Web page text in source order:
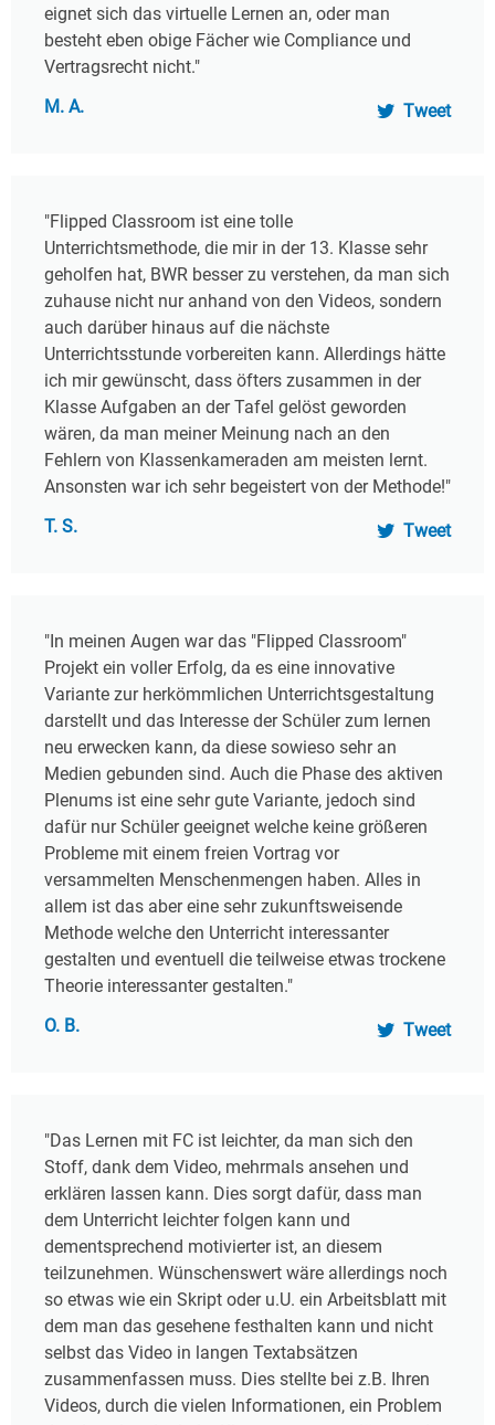
eignet sich das virtuelle Lernen an, oder man
besteht eben obige Fächer wie Compliance und
Vertragsrecht nicht."
M. A.
Tweet
"Flipped Classroom ist eine tolle
Unterrichtsmethode, die mir in der 13. Klasse sehr
geholfen hat, BWR besser zu verstehen, da man sich
zuhause nicht nur anhand von den Videos, sondern
auch darüber hinaus auf die nächste
Unterrichtsstunde vorbereiten kann. Allerdings hätte
ich mir gewünscht, dass öfters zusammen in der
Klasse Aufgaben an der Tafel gelöst geworden
wären, da man meiner Meinung nach an den
Fehlern von Klassenkameraden am meisten lernt.
Ansonsten war ich sehr begeistert von der Methode!"
T. S.
Tweet
"In meinen Augen war das "Flipped Classroom"
Projekt ein voller Erfolg, da es eine innovative
Variante zur herkömmlichen Unterrichtsgestaltung
darstellt und das Interesse der Schüler zum lernen
neu erwecken kann, da diese sowieso sehr an
Medien gebunden sind. Auch die Phase des aktiven
Plenums ist eine sehr gute Variante, jedoch sind
dafür nur Schüler geeignet welche keine größeren
Probleme mit einem freien Vortrag vor
versammelten Menschenmengen haben. Alles in
allem ist das aber eine sehr zukunftsweisende
Methode welche den Unterricht interessanter
gestalten und eventuell die teilweise etwas trockene
Theorie interessanter gestalten."
O. B.
Tweet
"Das Lernen mit FC ist leichter, da man sich den
Stoff, dank dem Video, mehrmals ansehen und
erklären lassen kann. Dies sorgt dafür, dass man
dem Unterricht leichter folgen kann und
dementsprechend motivierter ist, an diesem
teilzunehmen. Wünschenswert wäre allerdings noch
so etwas wie ein Skript oder u.U. ein Arbeitsblatt mit
dem man das gesehene festhalten kann und nicht
selbst das Video in langen Textabsätzen
zusammenfassen muss. Dies stellte bei z.B. Ihren
Videos, durch die vielen Informationen, ein Problem